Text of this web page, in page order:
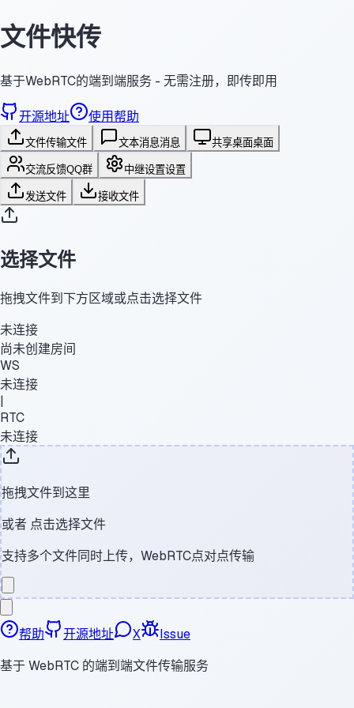
文件快传
基于WebRTC的端到端服务 - 无需注册，即传即用
开源地址 使用帮助
文件传输文件 文本消息消息 共享桌面桌面
交流反馈QQ群 中继设置设置
发送文件 接收文件
选择文件
拖拽文件到下方区域或点击选择文件
未连接
尚未创建房间
WS
未连接
|
RTC
未连接
拖拽文件到这里
或者 点击选择文件
支持多个文件同时上传，WebRTC点对点传输
帮助 开源地址 X
Issue
基于 WebRTC 的端到端文件传输服务